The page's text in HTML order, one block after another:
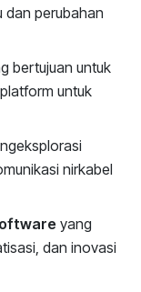
dan perubahan
bertujuan untuk
untuk
nirkabel
yang
dan inovasi